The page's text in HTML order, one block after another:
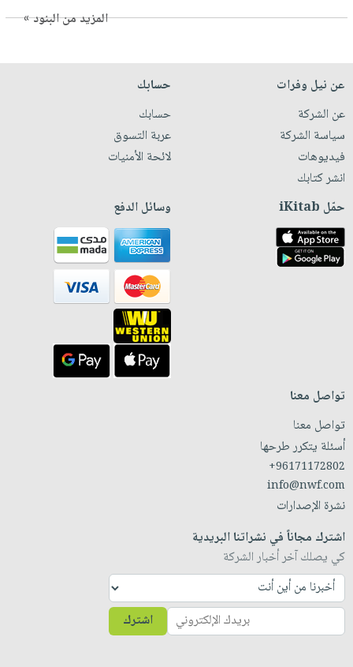
المزيد من البنود »
عن نيل وفرات
عن الشركة
سياسة الشركة
فيديوهات
انشر كتابك
حسابك
حسابك
عربة التسوق
لائحة الأمنيات
حمّل iKitab وسائل الدفع
تواصل معنا
تواصل معنا
أسئلة يتكرر طرحها
+96171172802
info@nwf.com
نشرة الإصدارات
اشترك مجاناً في نشراتنا البريدية
كي يصلك آخر أخبار الشركة
اشترك